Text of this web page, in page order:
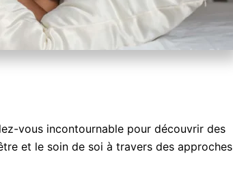
vous incontournable pour découvrir des
et le soin de soi à travers des approches